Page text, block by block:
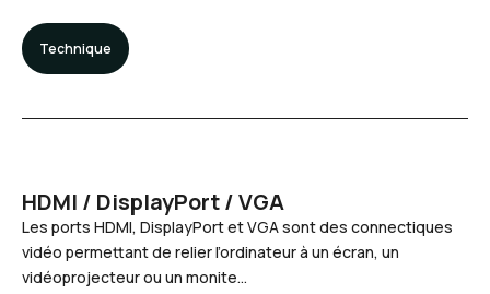
Technique
HDMI / DisplayPort / VGA
Les ports HDMI, DisplayPort et VGA sont des connectiques
vidéo permettant de relier l’ordinateur à un écran, un
vidéoprojecteur ou un monite…